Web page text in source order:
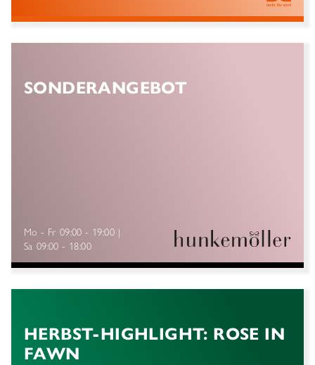
SONDERANGEBOT
Mo - Fr 09:00 - 19:00
Sa 09:00 - 18:00
HERBST-HIGHLIGHT: ROSE IN
FAWN